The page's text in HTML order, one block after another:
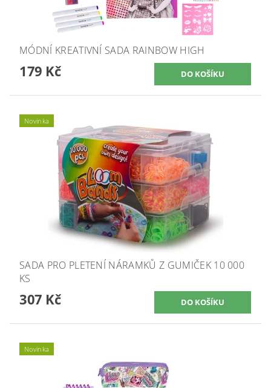
MÓDNÍ KREATIVNÍ SADA RAINBOW HIGH
179 Kč
Novinka
SADA PRO PLETENÍ NÁRAMKŮ Z GUMIČEK 10 000
KS
307 Kč
Novinka